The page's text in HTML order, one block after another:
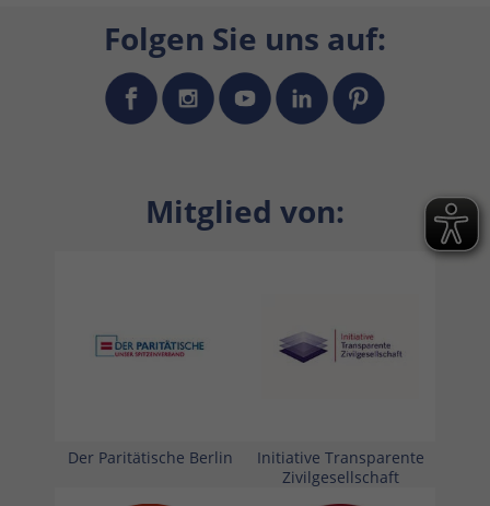
Folgen Sie uns auf:
Mitglied von:
Der Paritätische Berlin
Initiative Transparente
Zivilgesellschaft